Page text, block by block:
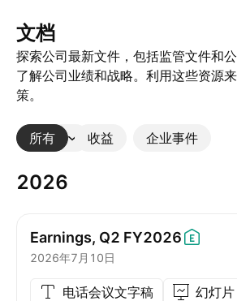
文档
探索公司最新文件，包括监管文件和
了解公司业绩和战略。利用这些资源
策。
所有 收益 企业事件
更多
2026
Earnings, Q2 FY2026
2026年7月10日
电话会议文字稿 幻灯片